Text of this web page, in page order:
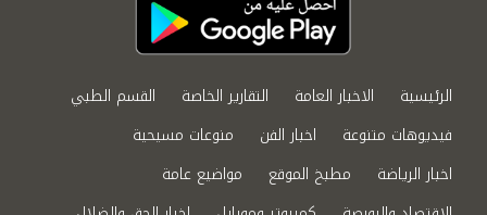
الرئيسية الاخبار العامة التقارير الخاصة
القسم الطبي
فيديوهات متنوعة
اخبار الفن
منوعات مسيحية
اخبار الرياضة
مطبخ الموقع
مواضيع عامة